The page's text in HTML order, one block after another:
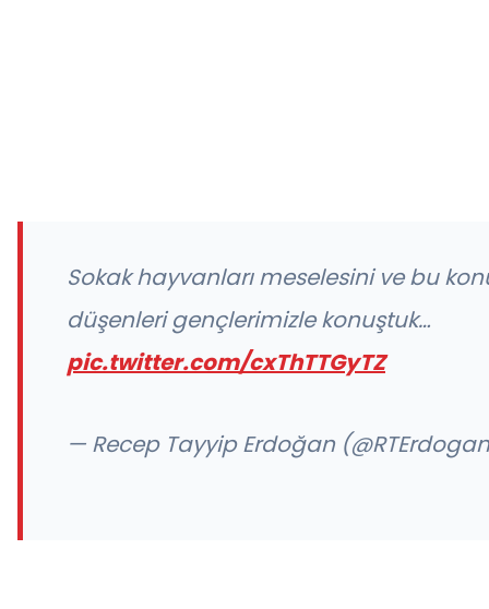
Sokak hayvanları meselesini ve bu
düşenleri gençlerimizle konuştuk…
pic.twitter.com/cxThTTGyTZ
— Recep Tayyip Erdoğan